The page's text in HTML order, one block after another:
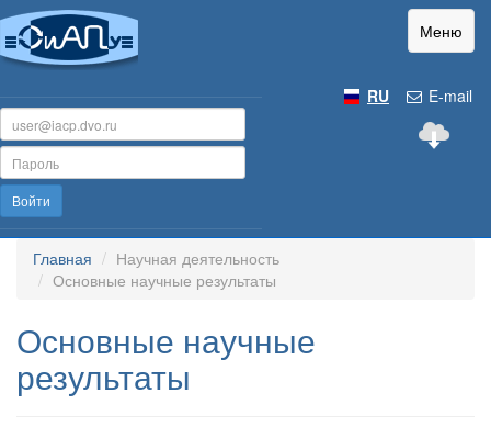
Меню
E-mail
RU
Войти
Главная
Научная деятельность
Основные научные результаты
Основные научные
результаты